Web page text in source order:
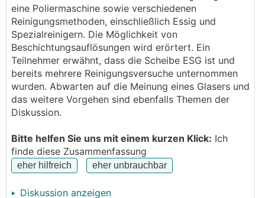
sonax (eigentlich für autoscheiben) mit einem filzpad
und einem exzenterschleifer dran gegangen.
subjektiv fühlte sich das glas danach etwas glatter
an, aber die o.g. flecken blieben.
jetzt gibt es da natürlich professionellere maschinen
und sicher bessere politueren, aber da das ganze
halt auch nicht wenig kostet und der erfolg ungewiss
ist, wollte ich da noch nicht zuviel investieren.
foto hab ich leider noch nicht geschafft (bekomm's
nicht scharf).
eine Poliermaschine sowie verschiedenen
Reinigungsmethoden, einschließlich Essig und
Spezialreinigern. Die Möglichkeit von
Beschichtungsauflösungen wird erörtert. Ein
Teilnehmer erwähnt, dass die Scheibe ESG ist und
bereits mehrere Reinigungsversuche unternommen
wurden. Abwarten auf die Meinung eines Glasers und
das weitere Vorgehen sind ebenfalls Themen der
Diskussion.
Bitte helfen Sie uns mit einem kurzen Klick: Ich
finde diese Zusammenfassung
Diskussion anzeigen